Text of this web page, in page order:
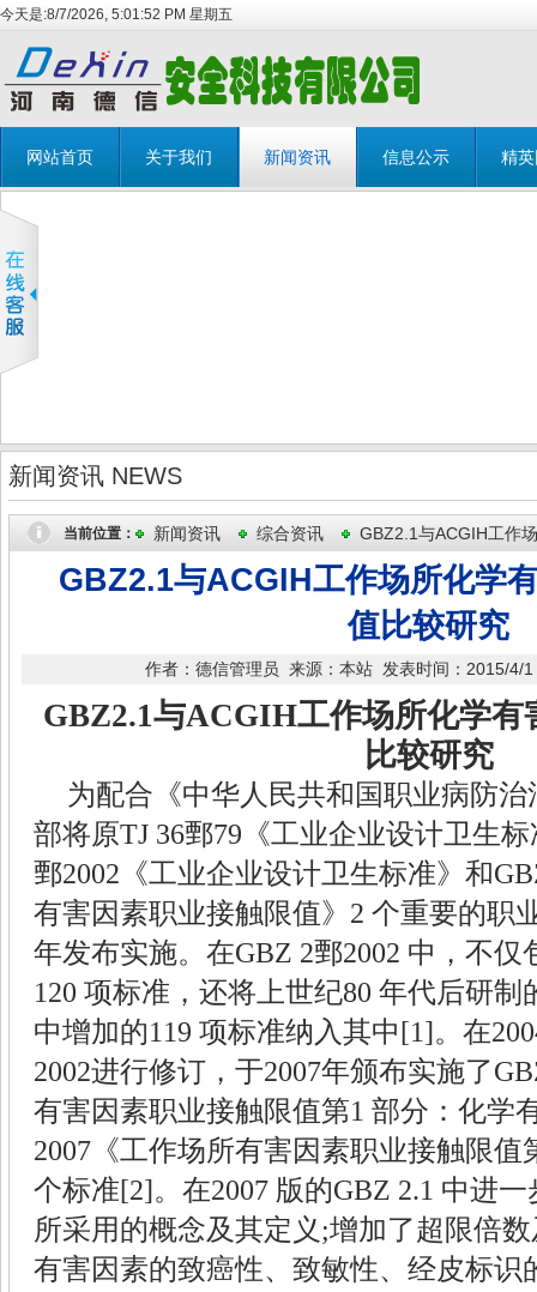
今天是:8/7/2026, 5:01:53 PM 星期五
网站首页 关于我们 新闻资讯 信息公示 精
新闻资讯 NEWS
当前位置： 新闻资讯 综合资讯 GBZ2.1与ACGIH工作
GBZ2.1与ACGIH工作场所化学
值比较研究
作者：德信管理员 来源：本站 发表时间：2015/4/
GBZ2.1与ACGIH工作场所化学有
比较研究
为配合《中华人民共和国职业病防
部将原TJ 36鄄79 《工业企业设计卫生
鄄2002 《工业企业设计卫生标准》和
有害因素职业接触限值》 2 个重要的职
年发布实施。在GBZ 2鄄2002 中，不仅
120 项标准，还将上世纪80 年代后研制
中增加的119 项标准纳入其中[1]。在
2002进行修订，于2007年颁布实施了
有害因素职业接触限值第1 部分：化学
2007 《工作场所有害因素职业接触限值
个标准[2]。在2007 版的GBZ 2.1 中进一
所采用的概念及其定义 ;增加了超限倍
有害因素的致癌性、致敏性、经皮标识